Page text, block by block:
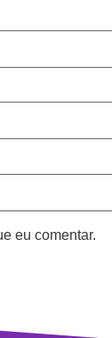
eu comentar.